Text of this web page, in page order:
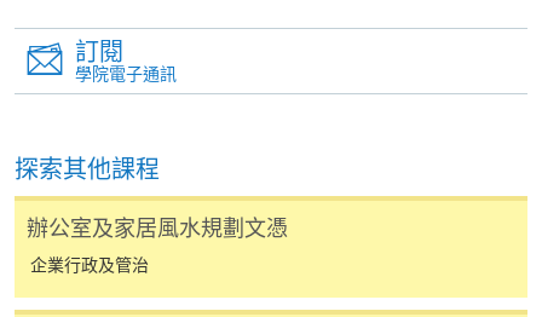
報讀同一學歷頒授課程內其他單元
程設有此服務，課程負責人會通知學員有關程序。
網上支付可通過「繳費靈」(PPS) (不適用於手機)、
VISA 或 Mastercard、「微信支付」(Online WeChat
Pay) 、「支付寶」(Online Alipay) 或 「轉數快」(FPS)
訂閱
學院電子通訊
探索其他課程
辦公室及家居風水規劃文憑
企業行政及管治